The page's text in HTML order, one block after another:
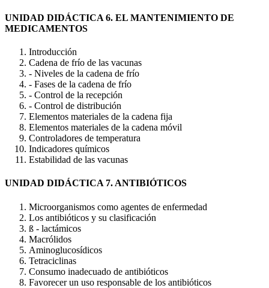
UNIDAD DIDÁCTICA 6. EL MANTENIMIENTO DE
MEDICAMENTOS
Introducción
Cadena de frío de las vacunas
- Niveles de la cadena de frío
- Fases de la cadena de frío
- Control de la recepción
- Control de distribución
Elementos materiales de la cadena fija
Elementos materiales de la cadena móvil
Controladores de temperatura
Indicadores químicos
Estabilidad de las vacunas
UNIDAD DIDÁCTICA 7. ANTIBIÓTICOS
Microorganismos como agentes de enfermedad
Los antibióticos y su clasificación
ß - lactámicos
Macrólidos
Aminoglucosídicos
Tetraciclinas
Consumo inadecuado de antibióticos
Favorecer un uso responsable de los antibióticos